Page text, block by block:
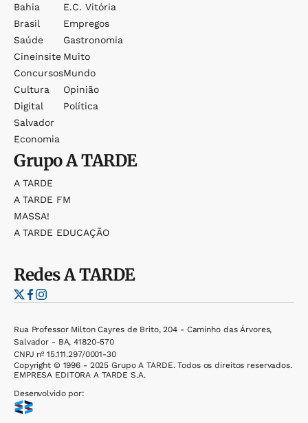
Bahia
Brasil
Saúde
Cineinsite
Concursos
Cultura
Digital
Salvador
Economia
E.c. Vitória
Empregos
Gastronomia
Muito
Mundo
Opinião
Política
GrupoA TARDE
A TARDE
A TARDE FM
MASSA!
A TARDE EDUCAÇÃO
RedesA TARDE
Rua Professor Milton Cayres de Brito, 204 - Caminho das Árvores,
Salvador - BA, 41820-570
CNPJ nº 15.111.297/0001-30
Copyright © 1996 - 2025 Grupo A TARDE. Todos os direitos reservados.
EMPRESA EDITORA A TARDE S.A.
Desenvolvido por: